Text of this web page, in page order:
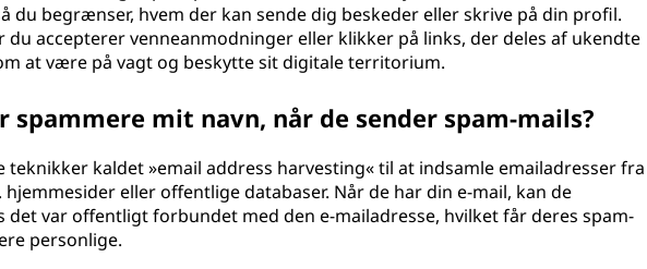
du begrænser, hvem der kan sende dig beskeder eller skrive på din profil.
accepterer venneanmodninger eller klikker på links, der deles af ukendte
at være på vagt og beskytte sit digitale territorium.
spammere mit navn, når de sender spam-mails?
kaldet »email address harvesting« til at indsamle emailadresser fra
eller offentlige databaser. Når de har din e-mail, kan de
det var offentligt forbundet med den e-mailadresse, hvilket får deres spam-
personlige.